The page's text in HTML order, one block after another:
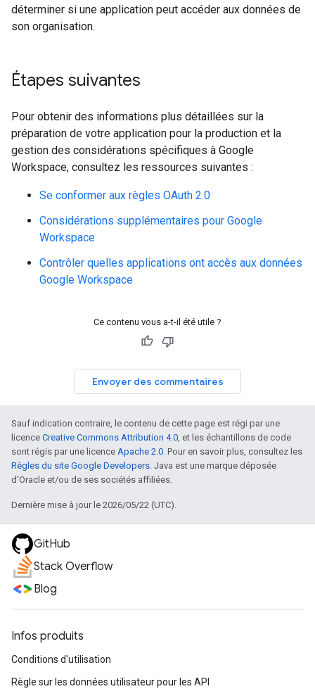
déterminer si une application peut accéder aux données de
son organisation.
Étapes suivantes
Pour obtenir des informations plus détaillées sur la
préparation de votre application pour la production et la
gestion des considérations spécifiques à Google
Workspace, consultez les ressources suivantes :
Se conformer aux règles OAuth 2.0
Considérations supplémentaires pour Google
Workspace
Contrôler quelles applications ont accès aux données
Google Workspace
Ce contenu vous a-t-il été utile ?
Envoyer des commentaires
Sauf indication contraire, le contenu de cette page est régi par une
licence Creative Commons Attribution 4.0, et les échantillons de code
sont régis par une licence Apache 2.0. Pour en savoir plus, consultez les
Règles du site Google Developers. Java est une marque déposée
d'Oracle et/ou de ses sociétés affiliées.
Dernière mise à jour le 2026/05/22 (UTC).
GitHub
Stack Overflow
Blog
Infos produits
Conditions d'utilisation
Règle sur les données utilisateur pour les API